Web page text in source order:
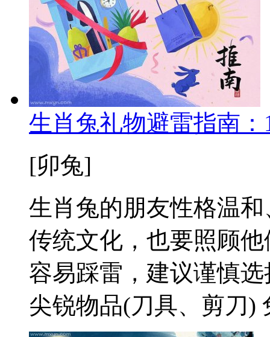
生肖兔礼物避雷指南
[卯兔]
生肖兔的朋友性格温
传统文化，也要照顾
容易踩雷，建议谨慎
尖锐物品(刀具、剪刀)